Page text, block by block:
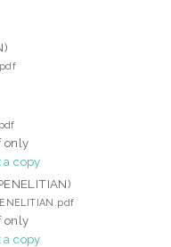
only
a copy
only
a copy